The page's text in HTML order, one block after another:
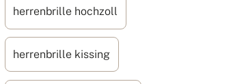
herrenbrille hochzoll
herrenbrille kissing